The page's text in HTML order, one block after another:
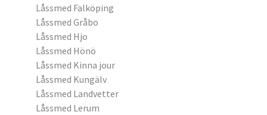
Låssmed Falköping
Låssmed Gråbo
Låssmed Hjo
Låssmed Hönö
Låssmed Kinna jour
Låssmed Kungälv
Låssmed Landvetter
Låssmed Lerum